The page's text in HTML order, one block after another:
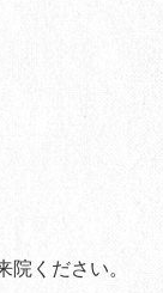
ください。